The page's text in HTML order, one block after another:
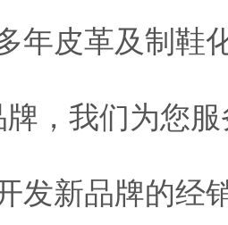
年皮革及制鞋
牌，我们为您
发新品牌的经